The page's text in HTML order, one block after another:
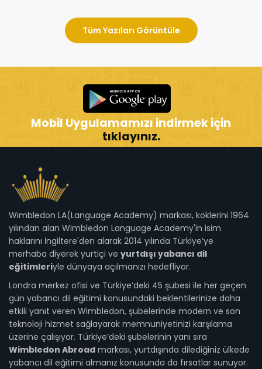
Tüm Yazıları Görüntüle
Mobil Uygulamamızı indirmek için
tıklayınız.
Wimbledon LA(Language Academy) markası, köklerini 1964
yılından alan Wimbledon Language Academy'in isim
haklarını İngiltere'den alarak 2014 yılında Türkiye’ye
merhaba diyerek yurtiçi ve yurtdışı yabancı dil
eğitimleriyle dünyaya açılmanızı hedefliyor.
Londra merkez ofisi ve Türkiye’deki 45 şubesi ile her geçen
gün yabancı dil eğitimi konusundaki beklentilerinize daha
etkili yanıt veren Wimbledon, şubelerinde modern ve son
teknoloji hizmet sağlayarak memnuniyetinizi karşılama
üzerine çalışıyor. Türkiye’deki şubelerinin yanı sıra
Wimbledon Abroad markası, yurtdışında dilediğiniz ülkede
yabancı dil eğitimi almanız konusunda da fırsatlar sunuyor.